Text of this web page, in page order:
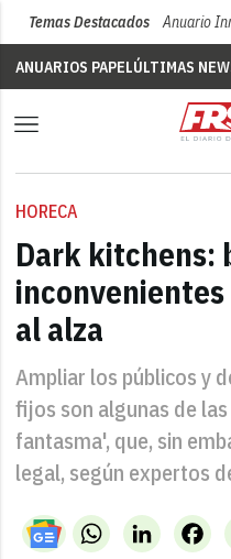
Temas Destacados Anuario
ANUARIOS PAPELÚLTIMAS
HORECA
Dark kitchens:
al alza
Ampliar los públicos y
fijos son algunas de
fantasma', que, sin
legal, según expertos
WhatsAppLinkedIn